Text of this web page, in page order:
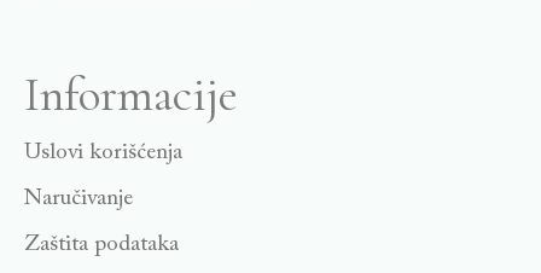
Informacije
Uslovi korišćenja
Naručivanje
Zaštita podataka